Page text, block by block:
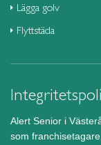
Lägga golv
Flyttstäda
Alert Senior i
som